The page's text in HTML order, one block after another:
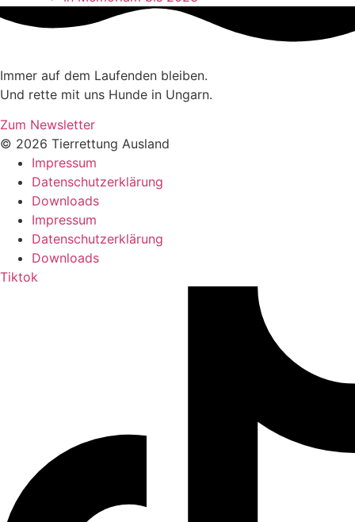
Immer auf dem Laufenden bleiben.
Und rette mit uns Hunde in Ungarn.
Zum Newsletter
© 2026 Tierrettung Ausland
Impressum
Datenschutzerklärung
Downloads
Impressum
Datenschutzerklärung
Downloads
Tiktok